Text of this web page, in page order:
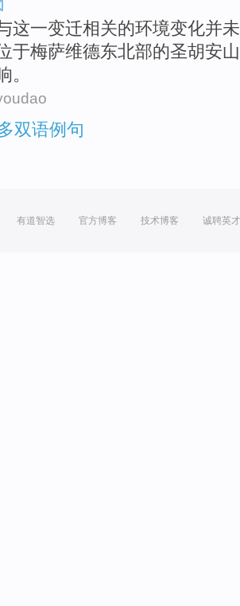
这一变迁相关的环境变化并未
于梅萨维德东北部的圣胡安
。
双语例句
有道智选 官方博客 技术博客 诚聘英才